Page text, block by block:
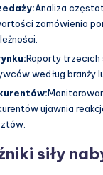
Analiza
zamówienia
Raporty trzecich
według branży
ujawnia
siły